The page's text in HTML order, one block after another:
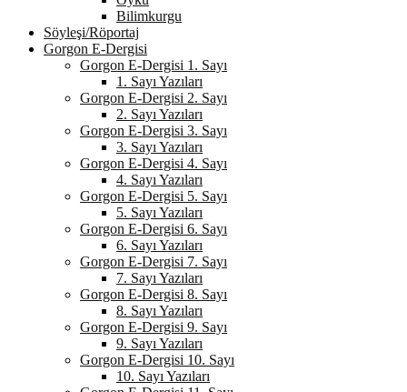
Bilimkurgu
Söyleşi/Röportaj
Gorgon E-Dergisi
Gorgon E-Dergisi 1. Sayı
1. Sayı Yazıları
Gorgon E-Dergisi 2. Sayı
2. Sayı Yazıları
Gorgon E-Dergisi 3. Sayı
3. Sayı Yazıları
Gorgon E-Dergisi 4. Sayı
4. Sayı Yazıları
Gorgon E-Dergisi 5. Sayı
5. Sayı Yazıları
Gorgon E-Dergisi 6. Sayı
6. Sayı Yazıları
Gorgon E-Dergisi 7. Sayı
7. Sayı Yazıları
Gorgon E-Dergisi 8. Sayı
8. Sayı Yazıları
Gorgon E-Dergisi 9. Sayı
9. Sayı Yazıları
Gorgon E-Dergisi 10. Sayı
10. Sayı Yazıları